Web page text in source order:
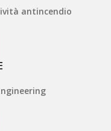
antincendio